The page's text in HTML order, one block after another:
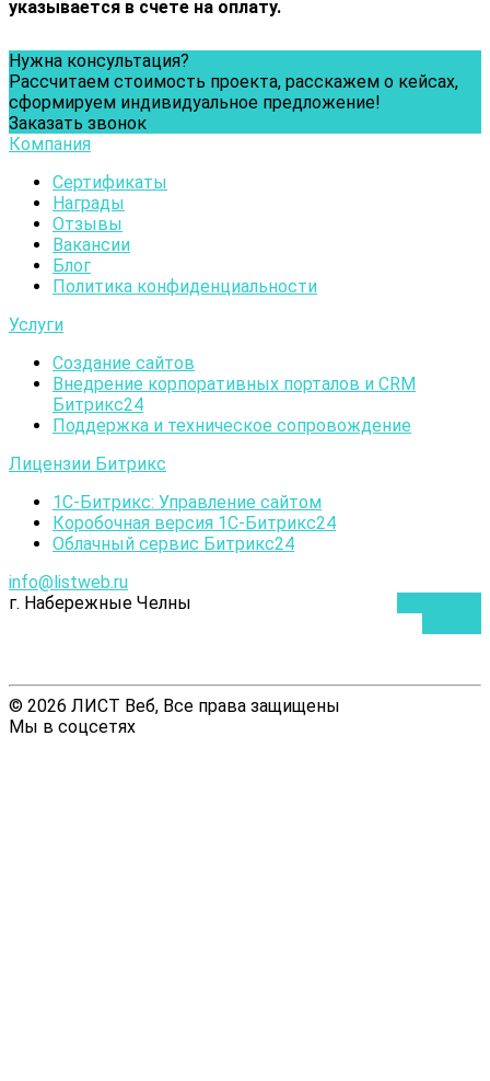
указывается в счете на оплату.
Нужна консультация?
Рассчитаем стоимость проекта, расскажем о кейсах,
сформируем индивидуальное предложение!
Заказать звонок
Компания
Сертификаты
Награды
Отзывы
Вакансии
Блог
Политика конфиденциальности
Услуги
Создание сайтов
Внедрение корпоративных порталов и CRM
Битрикс24
Поддержка и техническое сопровождение
Лицензии Битрикс
1С-Битрикc: Управление сайтом
Коробочная версия 1С-Битрикс24
Облачный сервис Битрикс24
info@listweb.ru
г. Набережные Челны
© 2026 ЛИСТ Веб, Все права защищены
Мы в соцсетях